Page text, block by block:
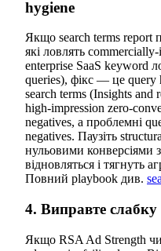
hygiene
Якщо search terms report
які ловлять
enterprise SaaS keyword
queries), фікс — це query
search terms (Insights and
high-impression zero-
negatives, а проблемні
negatives. Паузіть
нульовими конверсіями
відновляться і тягнуть
Повний playbook див.
4. Виправте
Якщо RSA Ad Strength